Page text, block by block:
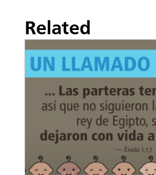
Related